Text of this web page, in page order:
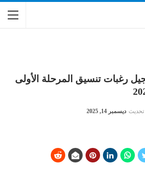
رغبات تنسيق المرحلة الأولى
تحديث ديسمبر 14, 2025